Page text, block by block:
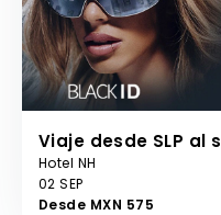
Viaje desde SLP al
Hotel NH
02 SEP
Desde MXN 575